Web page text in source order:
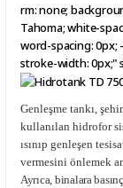
rm: none;
Tahoma; white-
word-spacing:
stroke-width: 0px;"
Genleşme tankı,
kullanılan hidrofor
ısınıp genleşen
vermesini önlemek
Ayrıca, binalara